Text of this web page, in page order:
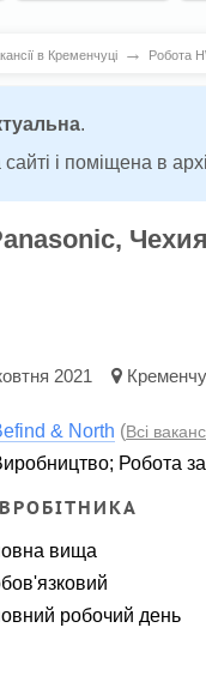
в Кременчуці → Робота
.
і поміщена в
Чехия
2021
& North (Всі
; Робота
вища
робочий день